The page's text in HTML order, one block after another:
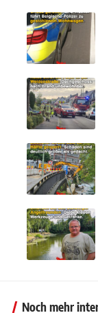
Noch mehr